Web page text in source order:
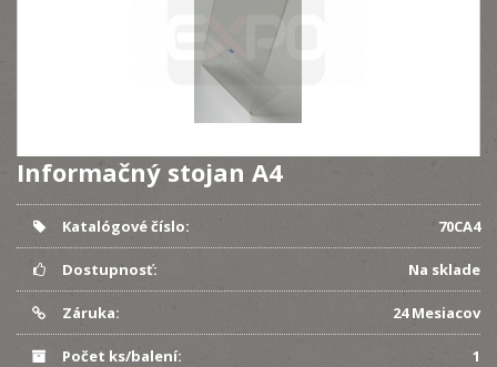
Informačný stojan A4
Katalógové číslo: 70CA4
Dostupnosť: Na sklade
Záruka: 24 Mesiacov
Počet ks/balení: 1